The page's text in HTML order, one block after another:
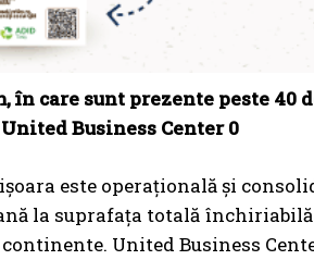
care sunt prezente peste 40
Business Center 0
este operațională și
la suprafața totală închiriabilă
United Business